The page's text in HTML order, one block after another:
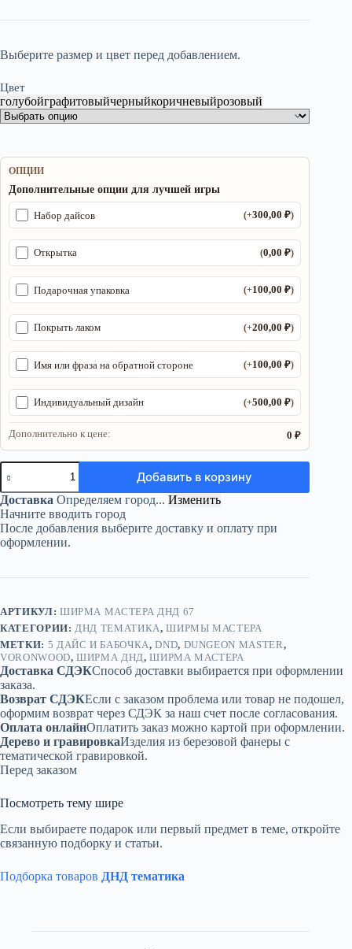
Выберите размер и цвет перед добавлением.
Цвет
голубойграфитовыйчерныйкоричневыйрозовый
ОПЦИИ
Дополнительные опции для лучшей игры
Набор дайсов (+300,00₽)
Открытка (0,00₽)
Подарочная упаковка (+100,00₽)
Покрыть лаком (+200,00₽)
Имя или фраза на обратной стороне (+100,00₽)
Индивидуальный дизайн (+500,00₽)
Дополнительно к цене: 0 ₽
Количество
товара
Ширма
«5
Дайс
и
бабочка»
секций
Добавить в корзину
Доставка Определяем город... Изменить
Начните вводить город
После добавления выберите доставку и оплату при
оформлении.
АРТИКУЛ: ШИРМА МАСТЕРА ДНД 67
КАТЕГОРИИ: ДНД ТЕМАТИКА,ШИРМЫ МАСТЕРА
МЕТКИ: 5 ДАЙС И БАБОЧКА,DND, DUNGEON MASTER,
VORONWOOD,ШИРМА ДНД,ШИРМА МАСТЕРА
Доставка СДЭКСпособ доставки выбирается при оформлении
заказа.
Возврат СДЭКЕсли с заказом проблема или товар не подошел,
оформим возврат через СДЭК за наш счет после согласования.
Оплата онлайнОплатить заказ можно картой при оформлении.
Дерево и гравировкаИзделия из березовой фанеры с
тематической гравировкой.
Перед заказом
Посмотреть тему шире
Если выбираете подарок или первый предмет в теме, откройте
связанную подборку и статьи.
Подборка товаров ДНД тематика